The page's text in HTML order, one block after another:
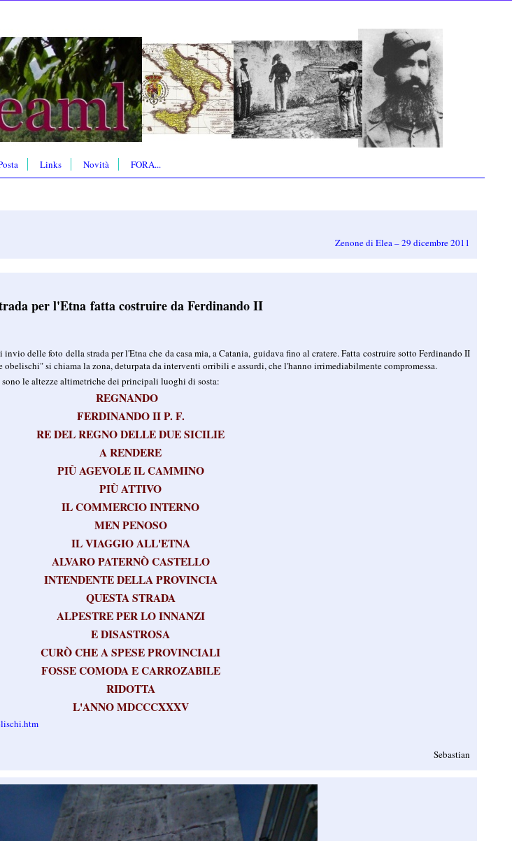
Links Novità FORA...
Zenone di Elea – 29 dicembre 2011
per l'Etna fatta costruire da Ferdinando II
delle foto della strada per l'Etna che da casa mia, a Catania, guidava fino al cratere. Fatta costruire sotto Ferdinando II
si chiama la zona, deturpata da interventi orribili e assurdi, che l'hanno irrimediabilmente compromessa.
le altezze altimetriche dei principali luoghi di sosta:
REGNANDO
FERDINANDO II P. F.
RE DEL REGNO DELLE DUE SICILIE
A RENDERE
PIÙ AGEVOLE IL CAMMINO
PIÙ ATTIVO
IL COMMERCIO INTERNO
MEN PENOSO
IL VIAGGIO ALL'ETNA
ALVARO PATERNÒ CASTELLO
INTENDENTE DELLA PROVINCIA
QUESTA STRADA
ALPESTRE PER LO INNANZI
E DISASTROSA
CURÒ CHE A SPESE PROVINCIALI
FOSSE COMODA E CARROZABILE
RIDOTTA
L'ANNO MDCCCXXXV
Sebastian